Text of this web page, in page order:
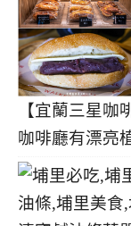
【宜蘭三星
咖啡廳有漂亮